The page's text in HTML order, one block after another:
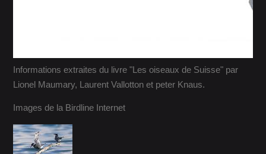
Informations extraites du livre "Les oiseaux de Suisse" par
Lionel Maumary, Laurent Vallotton et peter Knaus.
Images de la Birdline Internet